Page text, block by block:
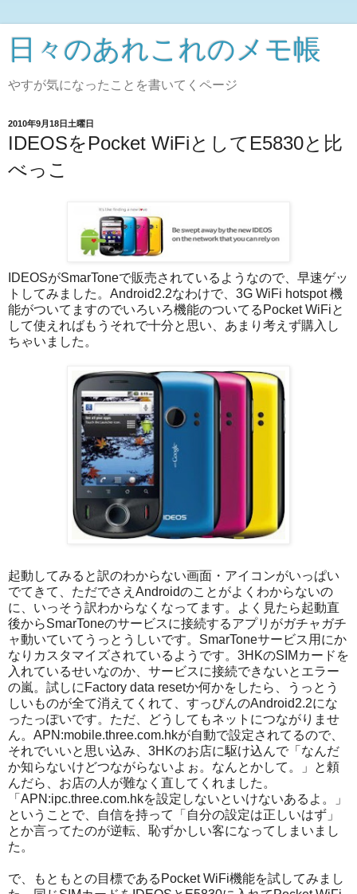
日々のあれこれのメモ帳
やすが気になったことを書いてくページ
2010年9月18日土曜日
IDEOSをPocket WiFiとしてE5830と比
べっこ
IDEOSがSmarToneで販売されているようなので、早速ゲッ
トしてみました。Android2.2なわけで、3G WiFi hotspot 機
能がついてますのでいろいろ機能のついてるPocket WiFiと
して使えればもうそれで十分と思い、あまり考えず購入し
ちゃいました。
起動してみると訳のわからない画面・アイコンがいっぱい
でてきて、ただでさえAndroidのことがよくわからないの
に、いっそう訳わからなくなってます。よく見たら起動直
後からSmarToneのサービスに接続するアプリがガチャガチ
ャ動いていてうっとうしいです。SmarToneサービス用にか
なりカスタマイズされているようです。3HKのSIMカードを
入れているせいなのか、サービスに接続できないとエラー
の嵐。試しにFactory data resetか何かをしたら、うっとう
しいものが全て消えてくれて、すっぴんのAndroid2.2にな
ったっぽいです。ただ、どうしてもネットにつながりませ
ん。APN:mobile.three.com.hkが自動で設定されてるので、
それでいいと思い込み、3HKのお店に駆け込んで「なんだ
か知らないけどつながらないよぉ。なんとかして。」と頼
んだら、お店の人が難なく直してくれました。
「APN:ipc.three.com.hkを設定しないといけないあるよ。」
ということで、自信を持って「自分の設定は正しいはず」
とか言ってたのが逆転、恥ずかしい客になってしまいまし
た。
で、もともとの目標であるPocket WiFi機能を試してみまし